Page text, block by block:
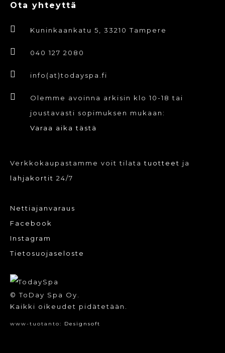
Ota yhteyttä
Kuninkaankatu 5, 33210 Tampere
040 127 2080
info(at)todayspa.fi
Olemme avoinna arkisin klo 10-18 tai
joustavasti sopimuksen mukaan:
Varaa aika tästä
Verkkokaupastamme voit tilatatuotteet ja
lahjakortit 24/7
Nettiajanvaraus
Facebook
Instagram
Tietosuojaseloste
© ToDay Spa Oy.
Kaikki oikeudet pidätetään.
www-tuotanto: Designsoft